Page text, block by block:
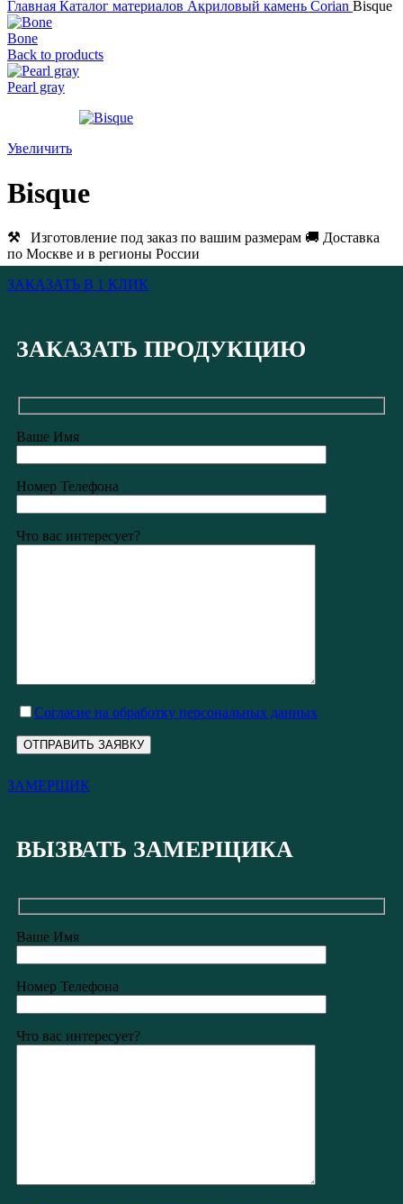
Главная Каталог материалов Акриловый камень Corian Bisque
Bone
Back to products
Pearl gray
Увеличить
Bisque
⚒Изготовление под заказ по вашим размерам 🚚 Доставка
по Москве и в регионы России
ЗАКАЗАТЬ В 1 КЛИК
ЗАКАЗАТЬ ПРОДУКЦИЮ
Ваше Имя
Номер Телефона
Что вас интересует?
Cогласие на обработку персональных данных
ЗАМЕРЩИК
ВЫЗВАТЬ ЗАМЕРЩИКА
Ваше Имя
Номер Телефона
Что вас интересует?